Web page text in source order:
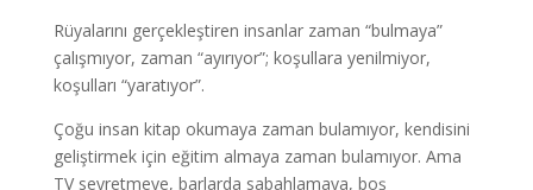
Rüyalarını gerçekleştiren insanlar zaman “bulmaya”
çalışmıyor, zaman “ayırıyor”; koşullara yenilmiyor,
koşulları “yaratıyor”.
Çoğu insan kitap okumaya zaman bulamıyor, kendisini
geliştirmek için eğitim almaya zaman bulamıyor. Ama
TV seyretmeye, barlarda sabahlamaya, boş